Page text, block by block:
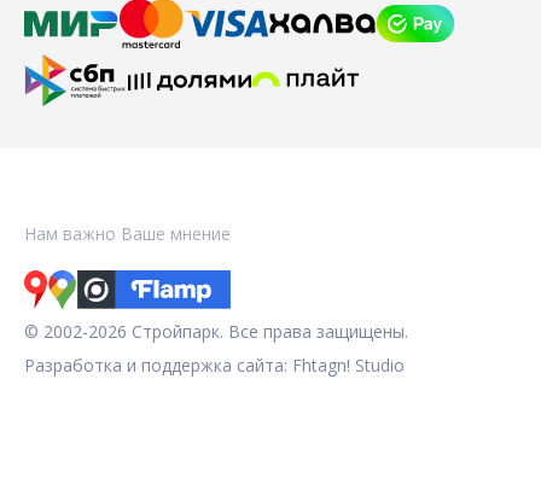
Нам важно Ваше мнение
© 2002-2026 Стройпарк. Все права защищены.
Разработка и поддержка сайта: Fhtagn! Studio